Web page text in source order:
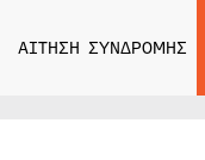
ΑΙΤΗΣΗ ΣΥΝΔΡΟΜΗΣ